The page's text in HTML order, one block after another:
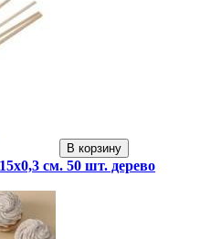
В корзину
см. 50 шт. дерево